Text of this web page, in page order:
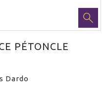
PÉTONCLE
Dardo